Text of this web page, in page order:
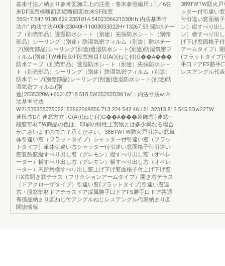
基本寸法／納まり参考図施工上の注意：巻末参照縮尺：1／6在
来DF連窓横断面図縦断面図在来SF段窓
38Sh7.547.9138.829.2351014.5402336621530Hh:内法基準寸
法/h’:内法寸法403H23040H11003033022H+13267.53.5防水テー
プ（別売部品）透湿防水シ－ト（別途）先張防水シ－ト（別売
部品）シーリング（別途）防湿気密フィルム（別途）防水テー
プ(別売部品)シーリング(別途)透湿防水シ－ト(別途)防湿気密フ
ィルム(別途)TW連段S/F段窓無目TG(Ar)(ねじ付)G��A���
防水テープ（別売部品）透湿防水シ－ト（別途）先張防水シ－
ト（別売部品）シーリング（別途）防湿気密フィルム（別途）
防水テープ(別売部品)シーリング(別途)透湿防水シ－ト(別途)防
湿気密フィルム(別
途)2535320W+66216718.518.5W3525203W1w’：内法寸法w:内
法基準寸法
W21535355075022153662269856.713.224.542.46.151.32313.813.545.5Dw22TW
連段窓D/F連窓方立TG(Ar)(ねじ付)G��A���装飾窓│連窓・
段窓部材TW商品の色は、印刷の特性上実物とは多少異なる場合
がございますのでご了承ください。388TWTW防火戸引違い窓単
体引違い窓（フラットタイプ）シャッター付引違い窓（フラッ
トタイプ）単体引違い窓シャッター付引違い窓面格子付引違い
窓装飾窓縦すべり出し窓（グレモン）縦すべり出し窓（オペレ
ーター）横すべり出し窓（グレモン）横すべり出し窓（オペレ
ーター）高所用横すべり出し窓上げ下げ窓面格子付上げ下げ窓
FIX窓開き窓テラス（フリクションアームタイプ）開き窓テラス
（ドアクローザタイプ）引違い窓(フラットタイプ)引違い窓連
窓・段窓部材ドアテラスドア採風勝手口ドアFS勝手口ドア共通
有償品納まり図ねじ付アングルねじレスアングル代表納まり図
関連情報
389TWTW防火
ッター付引違い
付引違い窓面格
ン）縦すべり出
ン）横すべり出
げ下げ窓面格子
アームタイプ）
(フラットタイプ
手口ドアFS勝手
レスアングル代